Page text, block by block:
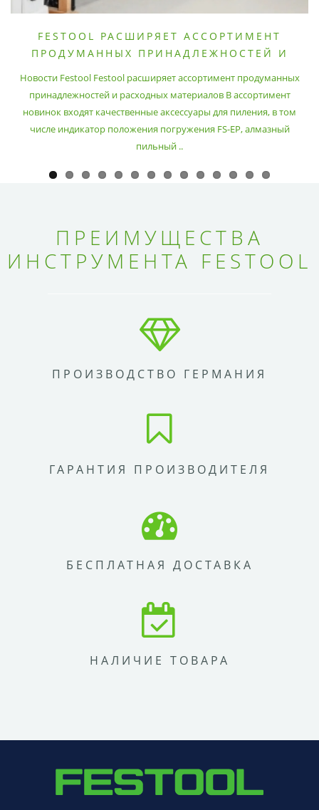
FESTOOL РАСШИРЯЕТ АССОРТИМЕНТ
ПРОДУМАННЫХ ПРИНАДЛЕЖНОСТЕЙ И
Новости Festool Festool расширяет ассортимент продуманных
принадлежностей и расходных материалов В ассортимент
новинок входят качественные аксессуары для пиления, в том
числе индикатор положения погружения FS-EP, алмазный
пильный ..
ПРЕИМУЩЕСТВА
ИНСТРУМЕНТА FESTOOL
ПРОИЗВОДСТВО ГЕРМАНИЯ
ГАРАНТИЯ ПРОИЗВОДИТЕЛЯ
БЕСПЛАТНАЯ ДОСТАВКА
НАЛИЧИЕ ТОВАРА